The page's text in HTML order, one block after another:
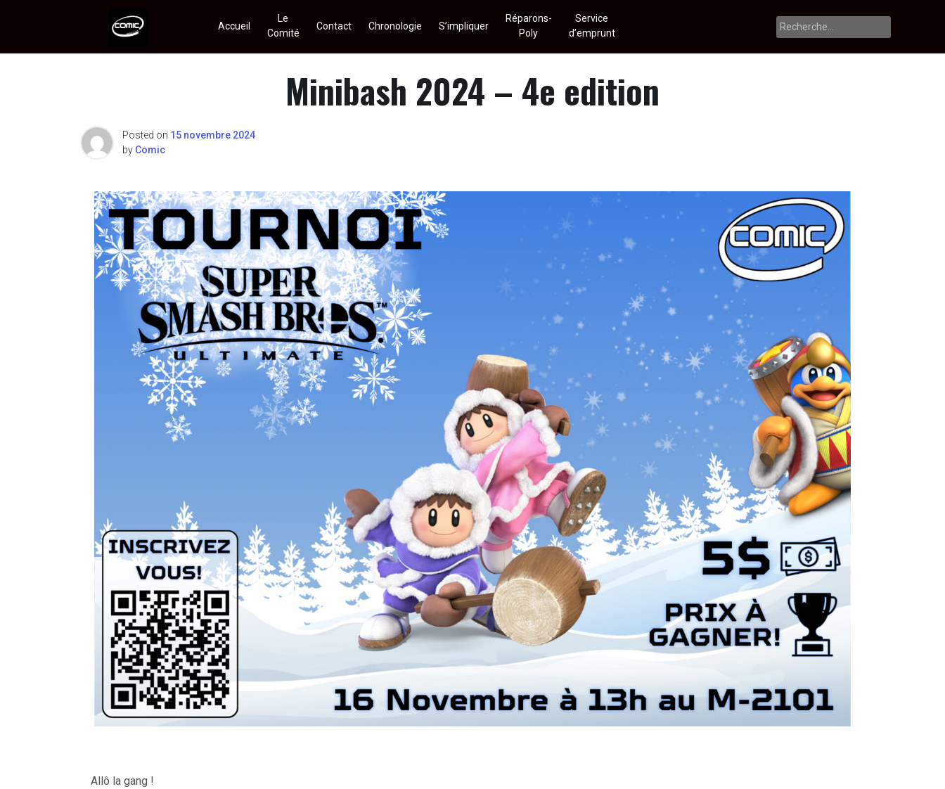
Comic
Accueil
Le
Comité
Contact Chronologie S’impliquer
Réparons-
Poly
Service
d’emprunt
Rechercher :
Minibash 2024 – 4e edition
Posted on 15 novembre 2024
by Comic
Allô la gang !